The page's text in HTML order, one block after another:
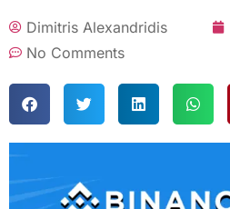
Dimitris Alexandridis
No Comments